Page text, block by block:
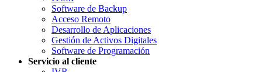
Software de Backup
Acceso Remoto
Desarrollo de Aplicaciones
Gestión de Activos Digitales
Software de Programación
Servicio al cliente